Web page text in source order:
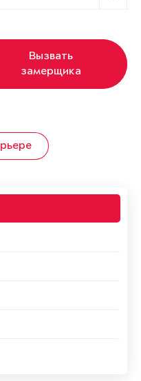
Вызвать
замерщика